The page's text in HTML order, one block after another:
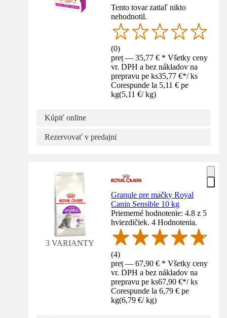
Tento tovar zatiaľ nikto
nehodnotil.
(0)
preț — 35,77 € * Všetky ceny
vr. DPH a bez nákladov na
prepravu pe ks35,77 €*/ ks
Corespunde la 5,11 € pe
kg(5,11 €/ kg)
Kúpiť online
Rezervovať v predajni
3 VARIANTY
Granule pre mačky Royal
Canin Sensible 10 kg
Priemerné hodnotenie: 4.8 z 5
hviezdičiek. 4 Hodnotenia.
(4)
preț — 67,90 € * Všetky ceny
vr. DPH a bez nákladov na
prepravu pe ks67,90 €*/ ks
Corespunde la 6,79 € pe
kg(6,79 €/ kg)